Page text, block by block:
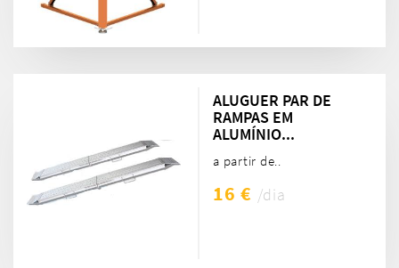
ALUGUER PAR DE
RAMPAS EM
ALUMÍNIO...
a partir de..
16 € /dia